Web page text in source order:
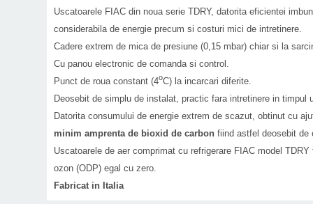
Uscatoarele FIAC din noua serie TDRY, datorita eficientei
considerabila de energie precum si costuri mici de intretinere.
Cadere extrem de mica de presiune (0,15 mbar) chiar si la
Cu panou electronic de comanda si control.
Punct de roua constant (4oC) la incarcari diferite.
Deosebit de simplu de instalat, practic fara intretinere in
Datorita consumului de energie extrem de scazut, obtinut cu
minim amprenta de bioxid de carbon fiind astfel deosebit de
Uscatoarele de aer comprimat cu refrigerare FIAC model
ozon (ODP) egal cu zero.
Fabricat in Italia